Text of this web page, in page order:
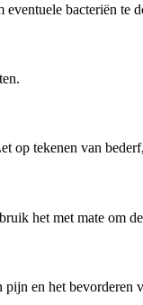
bacteriën te
op tekenen van
het met mate om
en het